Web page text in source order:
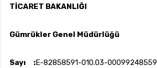
TİCARET BAKANLIĞI
Gümrükler Genel Müdürlüğü
Sayı :E-82858591-010.03-00099248559